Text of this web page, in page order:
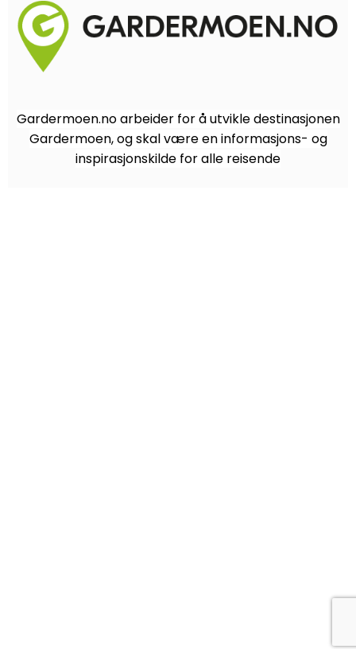
Gardermoen.no arbeider for å utvikle destinasjonen
Gardermoen, og skal være en informasjons- og
inspirasjonskilde for alle reisende